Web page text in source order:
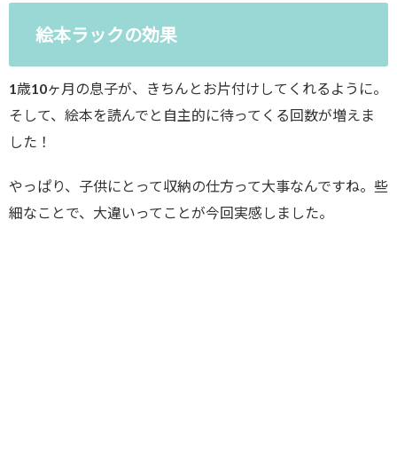
絵本ラックの効果
1歳10ヶ月の息子が、きちんとお片付けしてくれるように。
そして、絵本を読んでと自主的に待ってくる回数が増えま
した！
やっぱり、子供にとって収納の仕方って大事なんですね。些
細なことで、大違いってことが今回実感しました。